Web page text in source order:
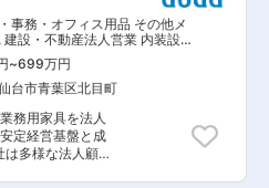
の健康が第一」
いる私たち。だ
には特に力を入
得支援制度、退
います。年齢や
ことが難しくな
、本部や別事業
。 2022年2月に
店舗のカフェや
ンシー様、積水
います。
■配属
設計部※現在19
者で壁がなく仲
イナーを多く採
）独立系である
広な提案が可能
えられる 上記3
事務・オフィス用品 その他メ
, 建設・不動産法人営業 内装設
ィス）
~699万円
台市青葉区北目町
務用家具を法人
定経営基盤と成